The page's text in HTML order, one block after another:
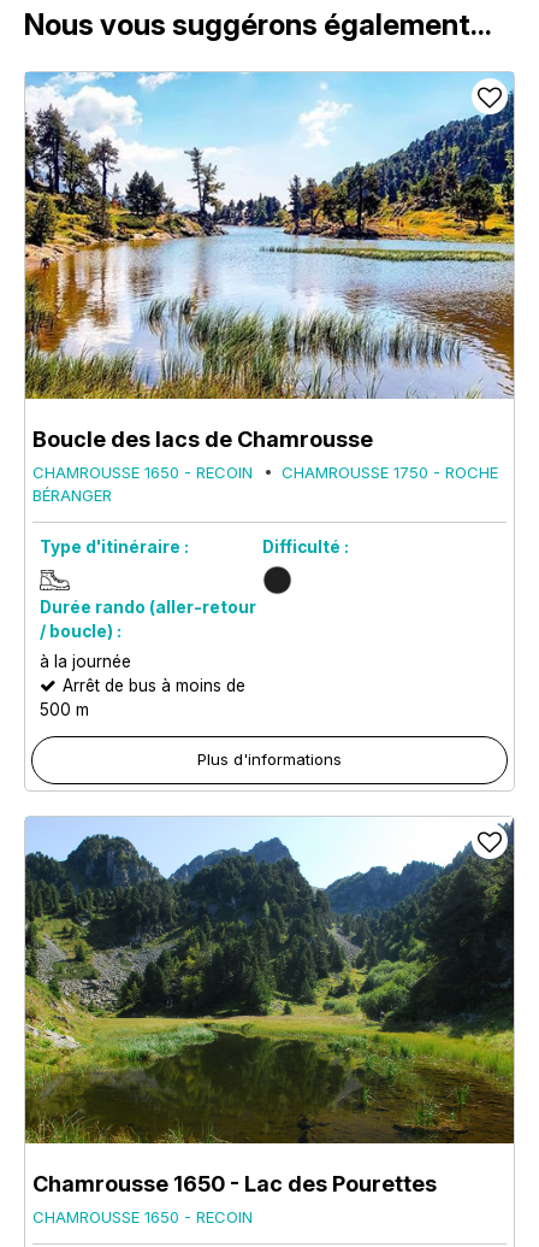
Nous vous suggérons également...
Boucle des lacs de Chamrousse
CHAMROUSSE 1650 - RECOIN
CHAMROUSSE 1750 - ROCHE
BÉRANGER
Type d'itinéraire : Difficulté :
Durée rando (aller-retour
/ boucle) :
à la journée
Arrêt de bus à moins de
500 m
Plus d'informations
Chamrousse 1650 - Lac des Pourettes
CHAMROUSSE 1650 - RECOIN